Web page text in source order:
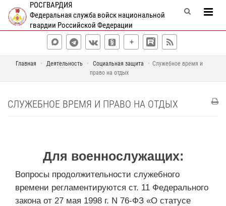
РОСГВАРДИЯ
Федеральная служба войск национальной
гвардии Российской Федерации
Главная Деятельность Социальная защита
Служебное время и
право на отдых
СЛУЖЕБНОЕ ВРЕМЯ И ПРАВО НА ОТДЫХ
Для военнослужащих:
Вопросы продолжительности служебного
времени регламентируются ст. 11 Федерального
закона от 27 мая 1998 г. N 76-ФЗ «О статусе